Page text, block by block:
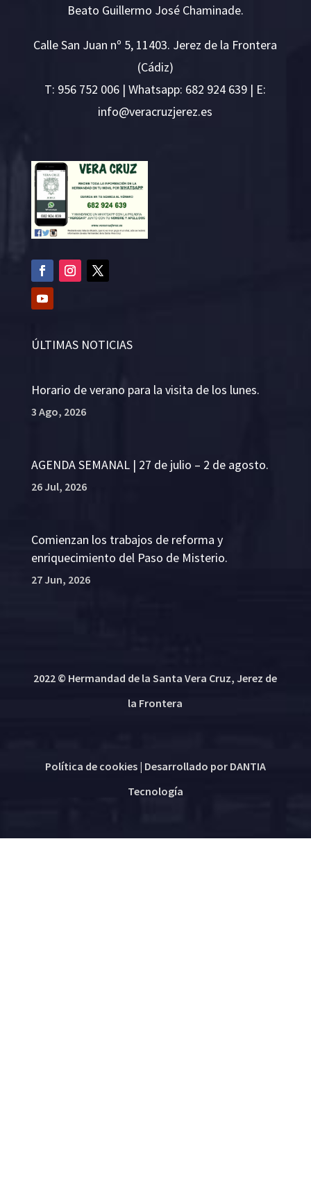
Beato Guillermo José Chaminade.
Calle San Juan nº 5, 11403. Jerez de la Frontera
(Cádiz)
T: 956 752 006 | Whatsapp: 682 924 639 | E:
se.ze
rejzu
rcare
v@ofn
i
ÚLTIMAS NOTICIAS
Horario de verano para la visita de los lunes.
3 Ago, 2026
AGENDA SEMANAL | 27 de julio – 2 de agosto.
26 Jul, 2026
Comienzan los trabajos de reforma y
enriquecimiento del Paso de Misterio.
27 Jun, 2026
2022 © Hermandad de la Santa Vera Cruz, Jerez de
la Frontera
Política de cookies| Desarrollado por DANTIA
Tecnología